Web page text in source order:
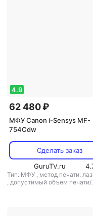
4.9
62 480 ₽
МФУ Canon i-Sensys MF-
754Cdw
Сделать заказ
GuruTV.ru
Тип: МФУ , метод печати:
, допустимый объем печати/